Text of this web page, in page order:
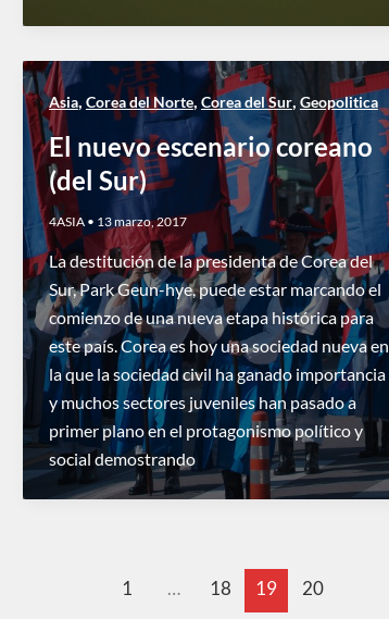
Asia, Corea del Norte, Corea del Sur, Geopolitica
El nuevo escenario coreano
(del Sur)
4ASIA • 13 marzo, 2017
La destitución de la presidenta de Corea del
Sur, Park Geun-hye, puede estar marcando el
comienzo de una nueva etapa histórica para
este país. Corea es hoy una sociedad nueva en
la que la sociedad civil ha ganado importancia
y muchos sectores juveniles han pasado a
primer plano en el protagonismo político y
social demostrando
1 … 18 19 20